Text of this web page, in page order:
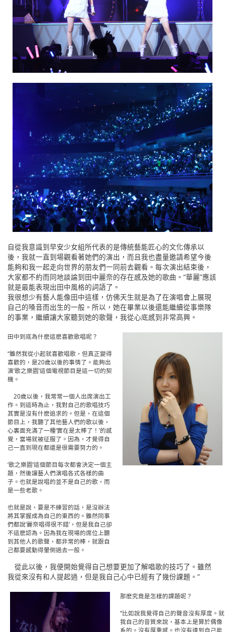
自從我意識到早安少女組所代表的是傳統藝能匠心的文化傳承以
後，我就一直到場觀看著她們的演出，而且我也盡量邀請希望今後
能夠和我一起走向世界的朋友們一同前去觀看。每次演出結束後，
大家都不約而同地談論到田中麗奈的存在感及她的歌曲。“華麗”應該
就是最能表現出田中風格的詞語了。
我很想少有藝人能像田中這樣，仿佛天生就是為了在演唱會上展現
自己的嗓音而出生的一般。所以，她在畢業以後還能繼續從事樂隊
的事業，繼續讓大家聽到她的歌聲，我從心底感到非常高興。
田中到底為什麽這麽喜歡歌唱呢？
“雖然我從小起就喜歡唱歌，但真正變得
喜歡的，是20歲以後的事情了。能夠出
演‘歌之樂園’這個電視節目是這一切的契
機。
20歲以後，我常常一個人出席演出工
作。到這時為止，我對自己的歌唱技巧
其實是沒有什麽追求的。但是，在這個
節目上，我聽了其他藝人們的歌以後，
心裏面充滿了一種‘實在是太棒了！’的感
覺，當場就被征服了。因為，才覺得自
己一直到現在都還是很需要努力的。
‘歌之樂園’這個節目每次都會決定一個主
題，然後讓藝人們演唱各式各樣的曲
子。也就是說唱的並不是自己的歌，而
是一些老歌。
也就是說，要是不練習的話，是沒辦法
將其掌握成為自己的東西的。雖然同事
們都說‘麗奈唱得很不錯’，但是我自己卻
不這麽認為。因為我在現場的席位上聽
到其他人的歌聲，都非常的棒，就跟自
己都要感動得暈倒過去一般。
從此以後，我便開始覺得自己想要更加了解唱歌的技巧了。雖然
我從來沒有和人提起過，但是我自己心中已經有了幾份課題。”
那麽究竟是怎樣的課題呢？
“比如說我覺得自己的聲音沒有厚度。就
我自己的音質來說，基本上是算於偶像
系的。沒有厚重感。也沒有達到自己能